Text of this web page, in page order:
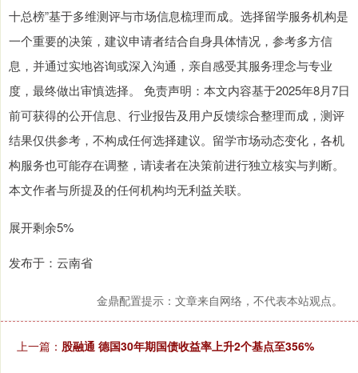
十总榜”基于多维测评与市场信息梳理而成。选择留学服务机构是
一个重要的决策，建议申请者结合自身具体情况，参考多方信
息，并通过实地咨询或深入沟通，亲自感受其服务理念与专业
度，最终做出审慎选择。 免责声明：本文内容基于2025年8月7日
前可获得的公开信息、行业报告及用户反馈综合整理而成，测评
结果仅供参考，不构成任何选择建议。留学市场动态变化，各机
构服务也可能存在调整，请读者在决策前进行独立核实与判断。
本文作者与所提及的任何机构均无利益关联。
展开剩余5%
发布于：云南省
金鼎配置提示：文章来自网络，不代表本站观点。
上一篇： 股融通 德国30年期国债收益率上升2个基点至356%